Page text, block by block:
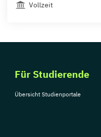
Vollzeit
Für Studierende
Übersicht Studienportale